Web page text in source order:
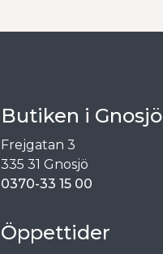
Butiken i Gnosjö
Frejgatan 3
335 31 Gnosjö
0370-33 15 00
Öppettider